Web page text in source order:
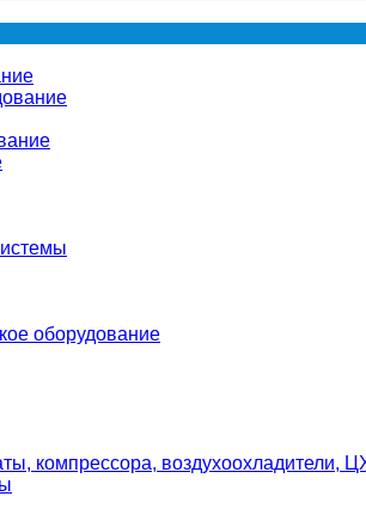
оборудование
компрессора, воздухоохладители,